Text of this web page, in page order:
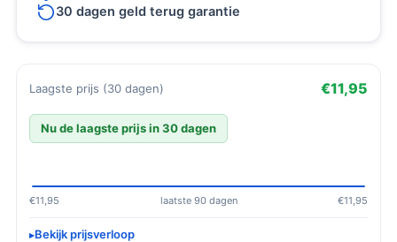
30 dagen geld terug garantie
Laagste prijs (30 dagen) €11,95
Nu de laagste prijs in 30 dagen
€11,95 laatste 90 dagen €11,95
Bekijk prijsverloop